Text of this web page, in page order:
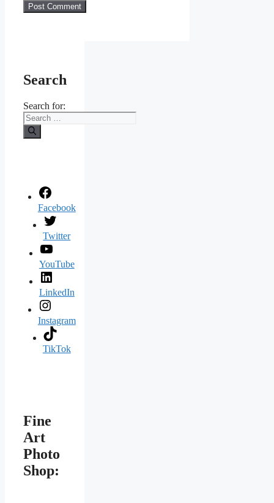
Search
Search for:
Facebook
Twitter
YouTube
LinkedIn
Instagram
TikTok
Fine
Art
Photo
Shop: